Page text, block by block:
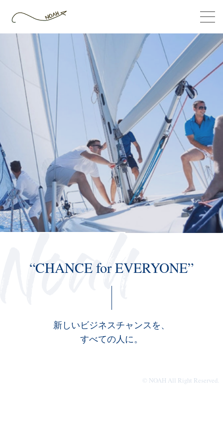
“CHANCE for EVERYONE”
新しいビジネスチャンスを、
すべての人に。
© NOAH All Right Reserved.